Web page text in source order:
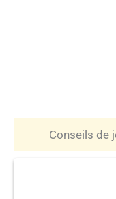
Conseils de